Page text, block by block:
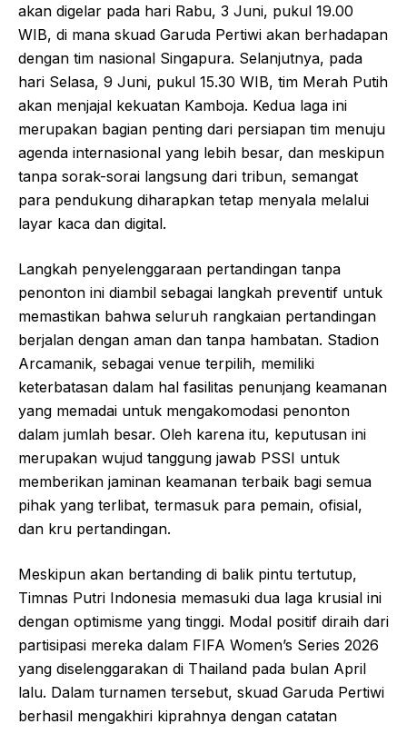
akan digelar pada hari Rabu, 3 Juni, pukul 19.00
WIB, di mana skuad Garuda Pertiwi akan berhadapan
dengan tim nasional Singapura. Selanjutnya, pada
hari Selasa, 9 Juni, pukul 15.30 WIB, tim Merah Putih
akan menjajal kekuatan Kamboja. Kedua laga ini
merupakan bagian penting dari persiapan tim menuju
agenda internasional yang lebih besar, dan meskipun
tanpa sorak-sorai langsung dari tribun, semangat
para pendukung diharapkan tetap menyala melalui
layar kaca dan digital.
Langkah penyelenggaraan pertandingan tanpa
penonton ini diambil sebagai langkah preventif untuk
memastikan bahwa seluruh rangkaian pertandingan
berjalan dengan aman dan tanpa hambatan. Stadion
Arcamanik, sebagai venue terpilih, memiliki
keterbatasan dalam hal fasilitas penunjang keamanan
yang memadai untuk mengakomodasi penonton
dalam jumlah besar. Oleh karena itu, keputusan ini
merupakan wujud tanggung jawab PSSI untuk
memberikan jaminan keamanan terbaik bagi semua
pihak yang terlibat, termasuk para pemain, ofisial,
dan kru pertandingan.
Meskipun akan bertanding di balik pintu tertutup,
Timnas Putri Indonesia memasuki dua laga krusial ini
dengan optimisme yang tinggi. Modal positif diraih dari
partisipasi mereka dalam FIFA Women’s Series 2026
yang diselenggarakan di Thailand pada bulan April
lalu. Dalam turnamen tersebut, skuad Garuda Pertiwi
berhasil mengakhiri kiprahnya dengan catatan